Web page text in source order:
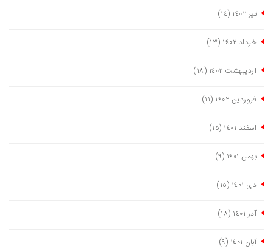
تیر ١٤٠٢ (١٤)
خرداد ١٤٠٢ (١٣)
اردیبهشت ١٤٠٢ (١٨)
فروردین ١٤٠٢ (١١)
اسفند ١٤٠١ (١٥)
بهمن ١٤٠١ (٩)
دی ١٤٠١ (١٥)
آذر ١٤٠١ (١٨)
آبان ١٤٠١ (٩)